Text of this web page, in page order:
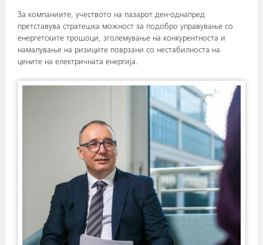
За компаниите, учеството на пазарот ден-однапред
претставува стратешка можност за подобро управување со
енергетските трошоци, зголемување на конкурентноста и
намалување на ризиците поврзани со нестабилноста на
цените на електричната енергија.